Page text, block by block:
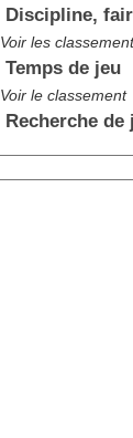
Discipline,
Voir les
Temps de jeu
Voir le classement
Recherche de